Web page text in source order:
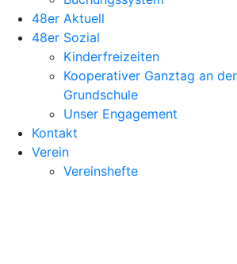
48er Aktuell
48er Sozial
Kinderfreizeiten
Kooperativer Ganztag an
Grundschule
Unser Engagement
Kontakt
Verein
Vereinshefte